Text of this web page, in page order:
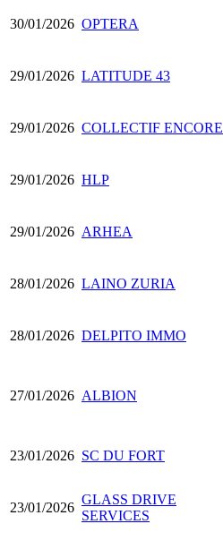
30/01/2026 OPTERA
29/01/2026 LATITUDE 43
29/01/2026 COLLECTIF ENCORE
29/01/2026 HLP
29/01/2026 ARHEA
28/01/2026 LAINO ZURIA
28/01/2026 DELPITO IMMO
27/01/2026 ALBION
23/01/2026 SC DU FORT
23/01/2026
GLASS DRIVE
SERVICES